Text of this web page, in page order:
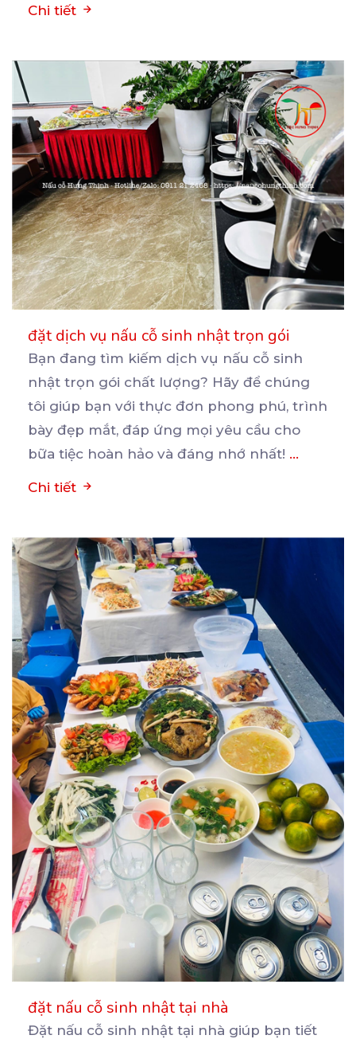
Chi tiết
đặt dịch vụ nấu cỗ sinh nhật trọn gói
Bạn đang tìm kiếm dịch vụ nấu cỗ sinh
nhật trọn gói chất lượng? Hãy để chúng
tôi giúp bạn với thực đơn phong phú, trình
bày đẹp mắt, đáp ứng mọi yêu cầu cho
bữa tiệc hoàn hảo và đáng nhớ nhất! ...
Chi tiết
đặt nấu cỗ sinh nhật tại nhà
Đặt nấu cỗ sinh nhật tại nhà giúp bạn tiết